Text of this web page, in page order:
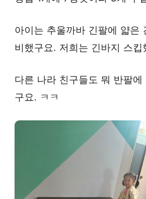
아이는 추울까바 긴팔에 얇은
비했구요. 저희는 긴바지 스킵
다른 나라 친구들도 뭐 반팔에
구요. ㅋㅋ